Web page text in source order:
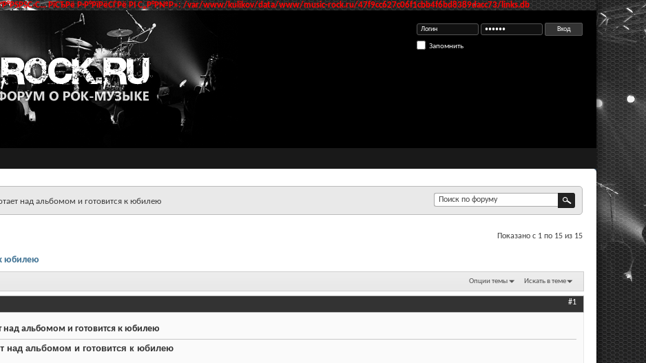
РґР°РЅРЅС‹С… РїСЂРё Р·Р°РїРёСЃРё РІ С„Р°Р№Р»: /var/www/kulikov/data/www/music-rock.ru/47f9cc627c06f1cbb4f6bd8389dacc73/links.db
Запомнить
над альбомом и готовится к юбилею
Показано с 1 по 15 из 15
юбилею
Опции темы Искать в теме
#1
над альбомом и готовится к юбилею
над альбомом и готовится к юбилею